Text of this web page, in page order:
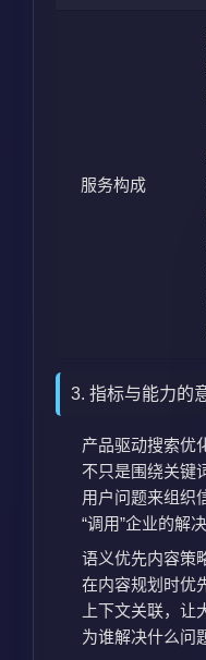
服务构成
3. 指标与能力的
产品驱动搜索优
不只是围绕关键
用户问题来组织
“调用”企业的解
语义优先内容策
在内容规划时优
上下文关联，让
为谁解决什么问题